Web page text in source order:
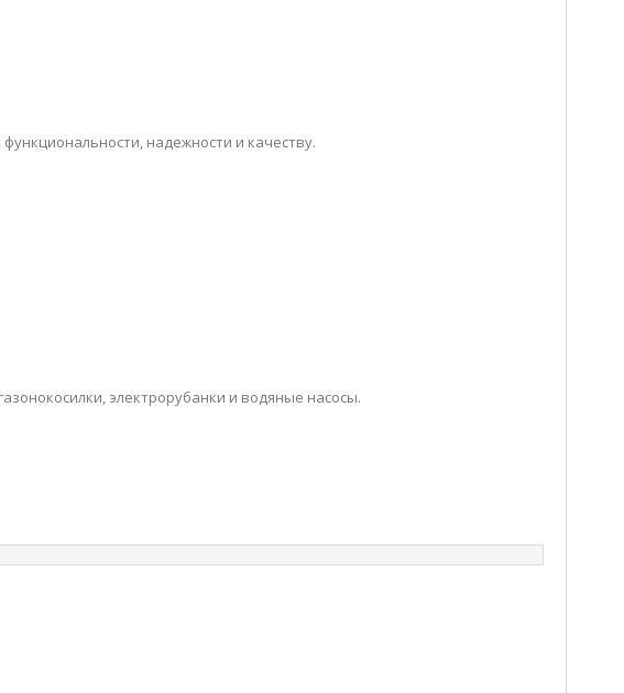
надежности и качеству.
электрорубанки и водяные насосы.